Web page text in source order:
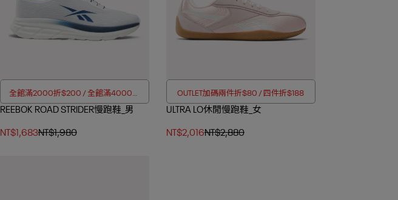
全館滿2000折$200 / 全館滿4000折
$350
REEBOK ROAD STRIDER慢跑鞋_男
NT$1,683NT$1,980
OUTLET加碼兩件折$80 / 四件折$188
ULTRA LO休閒慢跑鞋_女
NT$2,016NT$2,880